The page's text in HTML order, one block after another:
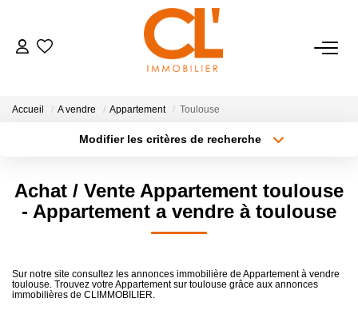
Location
ESTIMATION
GESTION
Accueil A vendre Appartement Toulouse
Modifier les critères de recherche
Surface min Budget max
Achat / Vente Appartement toulouse
- Appartement a vendre à toulouse
Sur notre site consultez les annonces immobilière de Appartement à vendre
toulouse. Trouvez votre Appartement sur toulouse grâce aux annonces
immobilières de CLIMMOBILIER.